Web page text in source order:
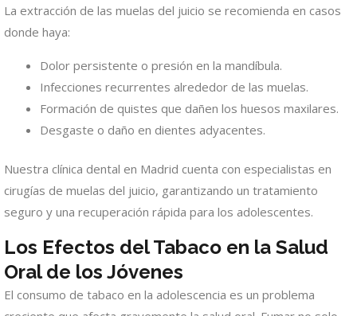
La extracción de las muelas del juicio se recomienda en casos
donde haya:
Dolor persistente o presión en la mandíbula.
Infecciones recurrentes alrededor de las muelas.
Formación de quistes que dañen los huesos maxilares.
Desgaste o daño en dientes adyacentes.
Nuestra clínica dental en Madrid cuenta con especialistas en
cirugías de muelas del juicio, garantizando un tratamiento
seguro y una recuperación rápida para los adolescentes.
Los Efectos del Tabaco en la Salud
Oral de los Jóvenes
El consumo de tabaco en la adolescencia es un problema